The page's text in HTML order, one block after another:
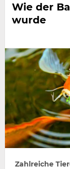
Wie der
wurde
Zahlreiche